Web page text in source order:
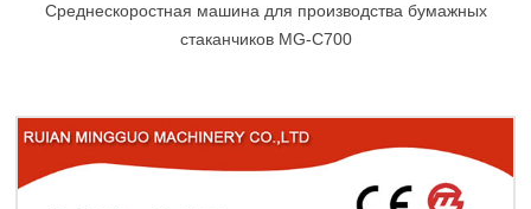
Среднескоростная машина для производства бумажных
стаканчиков MG-C700